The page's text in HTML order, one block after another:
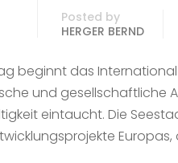
Posted by
HERGER BERND
beginnt das
und gesellschaftliche
eintaucht. Die
Europas,